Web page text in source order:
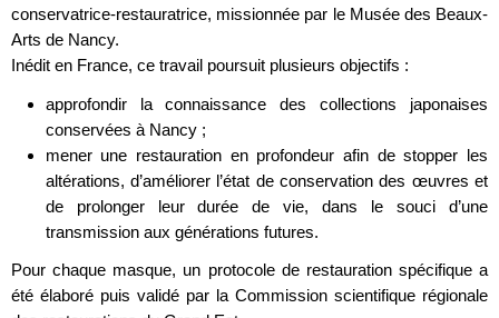
conservatrice-restauratrice, missionnée par le Musée des Beaux-
Arts de Nancy.
Inédit en France, ce travail poursuit plusieurs objectifs :
approfondir la connaissance des collections japonaises
conservées à Nancy ;
mener une restauration en profondeur afin de stopper les
altérations, d’améliorer l’état de conservation des œuvres et
de prolonger leur durée de vie, dans le souci d’une
transmission aux générations futures.
Pour chaque masque, un protocole de restauration spécifique a
été élaboré puis validé par la Commission scientifique régionale